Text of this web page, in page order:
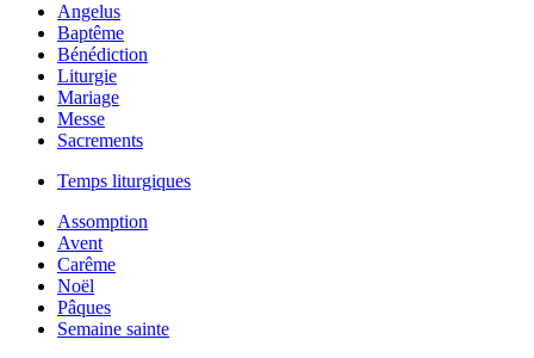
Angelus
Baptême
Bénédiction
Liturgie
Mariage
Messe
Sacrements
Temps liturgiques
Assomption
Avent
Carême
Noël
Pâques
Semaine sainte